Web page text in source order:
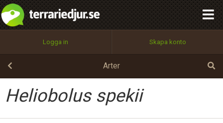
Logga in Skapa konto
Arter
Heliobolus spekii
Utför
100%
OK
integritetspolicy
Namn:
Epost:
Begär nytt lösenord
Tillbaka till förstasidan